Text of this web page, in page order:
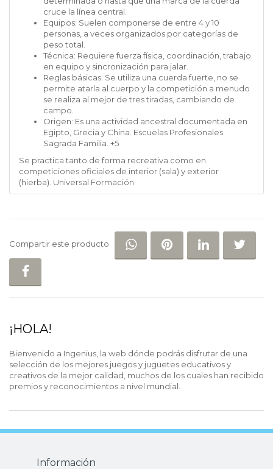
cruce la línea central.
Equipos: Suelen componerse de entre 4 y 10
personas, a veces organizados por categorías de
peso total.
Técnica: Requiere fuerza física, coordinación, trabajo
en equipo y sincronización para jalar.
Reglas básicas: Se utiliza una cuerda fuerte, no se
permite atarla al cuerpo y la competición a menudo
se realiza al mejor de tres tiradas, cambiando de
campo.
Origen: Es una actividad ancestral documentada en
Egipto, Grecia y China. Escuelas Profesionales
Sagrada Familia. +5
Se practica tanto de forma recreativa como en
competiciones oficiales de interior (sala) y exterior
(hierba). Universal Formación
Compartir este producto COMPARTIR EN
COMPARTIR EN
¡HOLA!
Bienvenido a Ingenius, la web dónde podrás disfrutar de una
selección de los mejores juegos y juguetes educativos y
creativos de la mejor calidad, muchos de los cuales han recibido
premios y reconocimientos a nivel mundial.
Información